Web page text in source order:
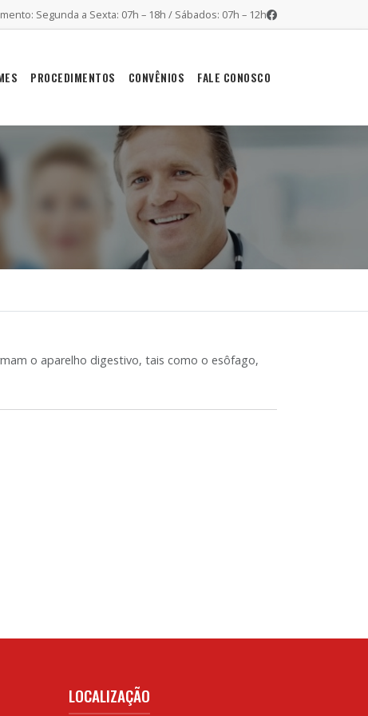
Segunda a Sexta: 07h – 18h / Sábados: 07h – 12h
PROCEDIMENTOS CONVÊNIOS FALE CONOSCO
o aparelho digestivo, tais como o esôfago,
LOCALIZAÇÃO